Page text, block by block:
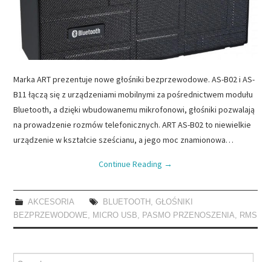
Marka ART prezentuje nowe głośniki bezprzewodowe. AS-B02 i AS-
B11 łączą się z urządzeniami mobilnymi za pośrednictwem modułu
Bluetooth, a dzięki wbudowanemu mikrofonowi, głośniki pozwalają
na prowadzenie rozmów telefonicznych. ART AS-B02 to niewielkie
urządzenie w kształcie sześcianu, a jego moc znamionowa…
Continue Reading →
AKCESORIA BLUETOOTH , GŁOŚNIKI
BEZPRZEWODOWE, MICRO USB, PASMO PRZENOSZENIA, RMS
Search